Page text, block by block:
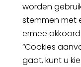
worden
stemmen met
ermee
“Cookies
gaat, kunt u